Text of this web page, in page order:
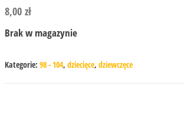
8,00 zł
Brak w magazynie
Kategorie: 98 - 104, dziecięce, dziewczęce